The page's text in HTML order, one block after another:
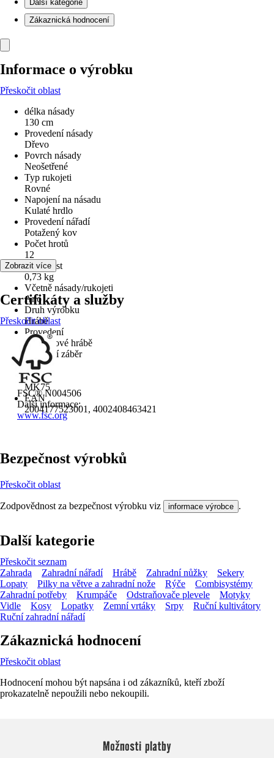
Další kategorie
Zákaznická hodnocení
Informace o výrobku
Přeskočit oblast
délka násady
130 cm
Provedení násady
Dřevo
Povrch násady
Neošetřené
Typ rukojeti
Rovné
Napojení na násadu
Kulaté hrdlo
Provedení nářadí
Potažený kov
Počet hrotů
12
Hmotnost
0,73 kg
Včetně násady/rukojeti
Ano
Druh výrobku
Hrábě
Provedení
Trávníkové hrábě
Pracovní záběr
30 cm
KČZ
MK75
EAN
2004177523001, 4002408463421
Zobrazit více
Certifikáty a služby
Přeskočit oblast
FSC® N004506
Další informace:
www.fsc.org
Bezpečnost výrobků
Přeskočit oblast
Zodpovědnost za bezpečnost výrobku viz informace výrobce .
Další kategorie
Přeskočit seznam
Zahrada
Zahradní nářadí Hrábě Zahradní nůžky
Sekery
Lopaty
Pilky na větve a zahradní nože Rýče
Combisystémy
Zahradní potřeby
Krumpáče Odstraňovače plevele
Motyky
Vidle
Kosy Lopatky Zemní vrtáky Srpy
Ruční kultivátory
Ruční zahradní nářadí
Zákaznická hodnocení
Přeskočit oblast
Hodnocení mohou být napsána i od zákazníků, kteří zboží
prokazatelně nepoužili nebo nekoupili.
Možnosti platby